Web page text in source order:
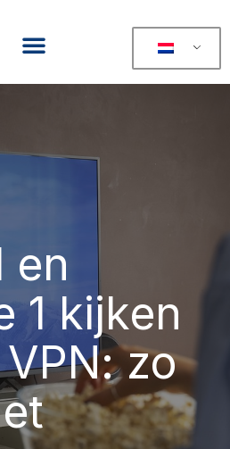
en
1 kijken
zo